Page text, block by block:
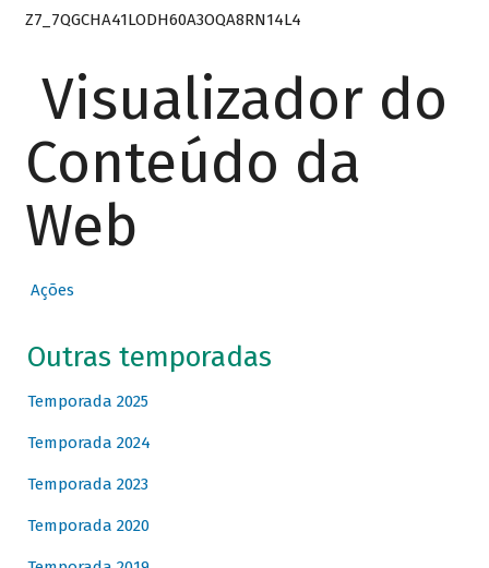
Z7_7QGCHA41LODH60A3OQA8RN14L4
Visualizador do
Conteúdo da
Web
Ações
Outras temporadas
Temporada 2025
Temporada 2024
Temporada 2023
Temporada 2020